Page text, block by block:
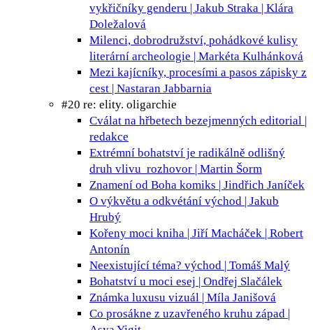
vykřičníky genderu | Jakub Straka | Klára
Doležalová
Milenci, dobrodružství, pohádkové kulisy
literární archeologie | Markéta Kulhánková
Mezi kajícníky, procesími a pasos zápisky z
cest | Nastaran Jabbarnia
#20 re: elity. oligarchie
Cválat na hřbetech bezejmenných editorial |
redakce
Extrémní bohatství je radikálně odlišný
druh vlivu rozhovor | Martin Šorm
Znamení od Boha komiks | Jindřich Janíček
O výkvětu a odkvétání východ | Jakub
Hrubý
Kořeny moci kniha | Jiří Macháček | Robert
Antonín
Neexistující téma? východ | Tomáš Malý
Bohatství u moci esej | Ondřej Slačálek
Známka luxusu vizuál | Míla Janišová
Co prosákne z uzavřeného kruhu západ |